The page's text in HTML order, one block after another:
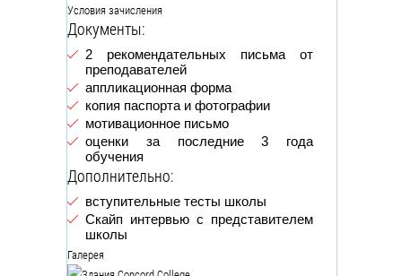
Условия зачисления
Документы:
2 рекомендательных письма от
преподавателей
аппликационная форма
копия паспорта и фотографии
мотивационное письмо
оценки за последние 3 года
обучения
Дополнительно:
вступительные тесты школы
Скайп интервью с представителем
школы
Галерея